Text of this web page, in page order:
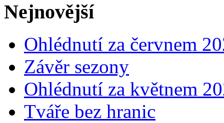
Nejnovější
Ohlédnutí za červnem
Závěr sezony
Ohlédnutí za květnem
Tváře bez hranic